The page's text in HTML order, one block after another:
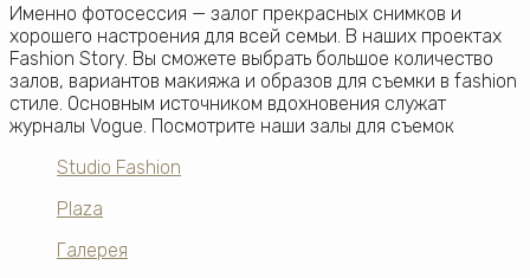
Именно фотосессия — залог прекрасных снимков и
хорошего настроения для всей семьи. В наших проектах
Fashion Story. Вы сможете выбрать большое количество
залов, вариантов макияжа и образов для съемки в fashion
стиле. Основным источником вдохновения служат
журналы Vogue. Посмотрите наши залы для съемок
Studio Fashion
Plaza
Галерея